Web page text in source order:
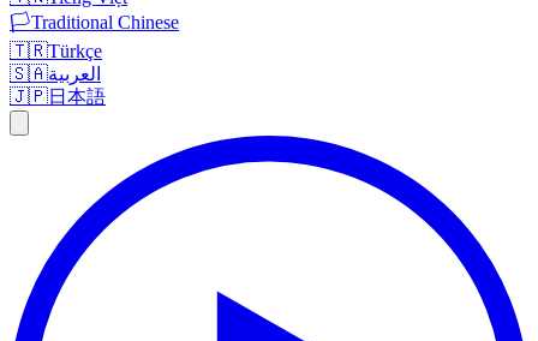
🏳️Traditional Chinese
🇹🇷Türkçe
🇸🇦العربية
🇯🇵日本語